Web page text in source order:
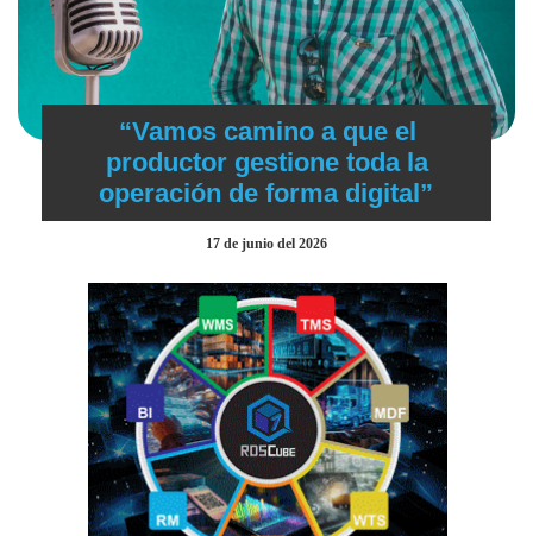
“Vamos camino a que el
productor gestione toda la
operación de forma digital”
17 de junio del 2026